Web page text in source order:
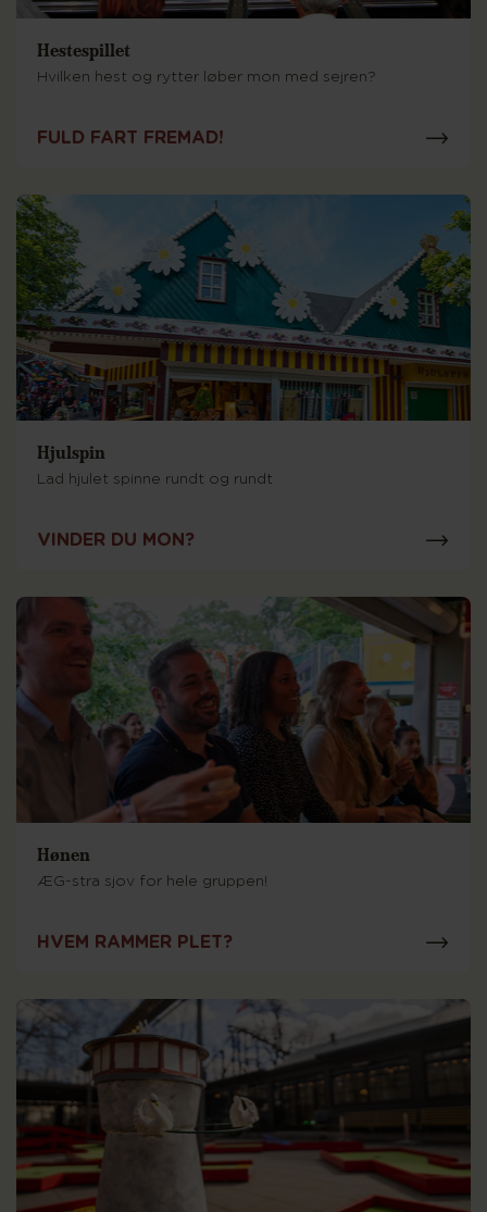
Hestespillet
Hvilken hest og rytter løber mon med sejren?
FULD FART FREMAD!
Hjulspin
Lad hjulet spinne rundt og rundt
VINDER DU MON?
Hønen
ÆG-stra sjov for hele gruppen!
HVEM RAMMER PLET?